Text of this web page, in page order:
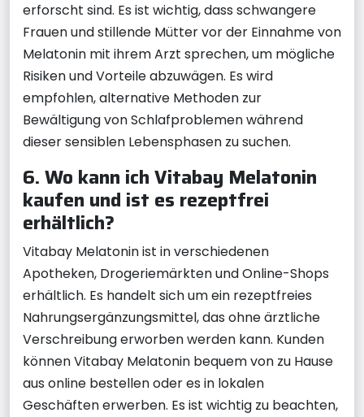
erforscht sind. Es ist wichtig, dass schwangere
Frauen und stillende Mütter vor der Einnahme von
Melatonin mit ihrem Arzt sprechen, um mögliche
Risiken und Vorteile abzuwägen. Es wird
empfohlen, alternative Methoden zur
Bewältigung von Schlafproblemen während
dieser sensiblen Lebensphasen zu suchen.
6. Wo kann ich Vitabay Melatonin
kaufen und ist es rezeptfrei
erhältlich?
Vitabay Melatonin ist in verschiedenen
Apotheken, Drogeriemärkten und Online-Shops
erhältlich. Es handelt sich um ein rezeptfreies
Nahrungsergänzungsmittel, das ohne ärztliche
Verschreibung erworben werden kann. Kunden
können Vitabay Melatonin bequem von zu Hause
aus online bestellen oder es in lokalen
Geschäften erwerben. Es ist wichtig zu beachten,